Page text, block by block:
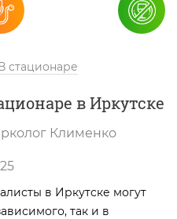
стационаре
в Иркутске
Клименко
в Иркутске могут
так и в